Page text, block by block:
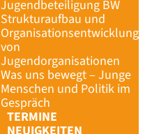
Jugendbeteiligung BW
Strukturaufbau und
Organisationsentwicklung
von
Jugendorganisationen
Was uns bewegt – Junge
Menschen und Politik im
Gespräch
TERMINE